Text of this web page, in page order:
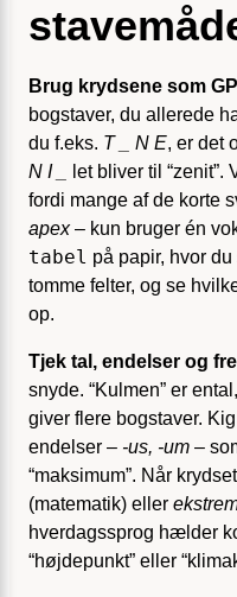
Brug krydsene som
bogstaver, du allerede
du f.eks. T _ N E, er det
N I _
let bliver til
fordi mange af de korte
apex– kun bruger én
tabel på papir, hvor
tomme felter, og se
op.
Tjek tal, endelser og
snyde. “Kulmen” er
giver flere bogstaver.
endelser – -us, -um –
“maksimum”. Når
(matematik) eller
hverdagssprog hælder
“højdepunkt” eller